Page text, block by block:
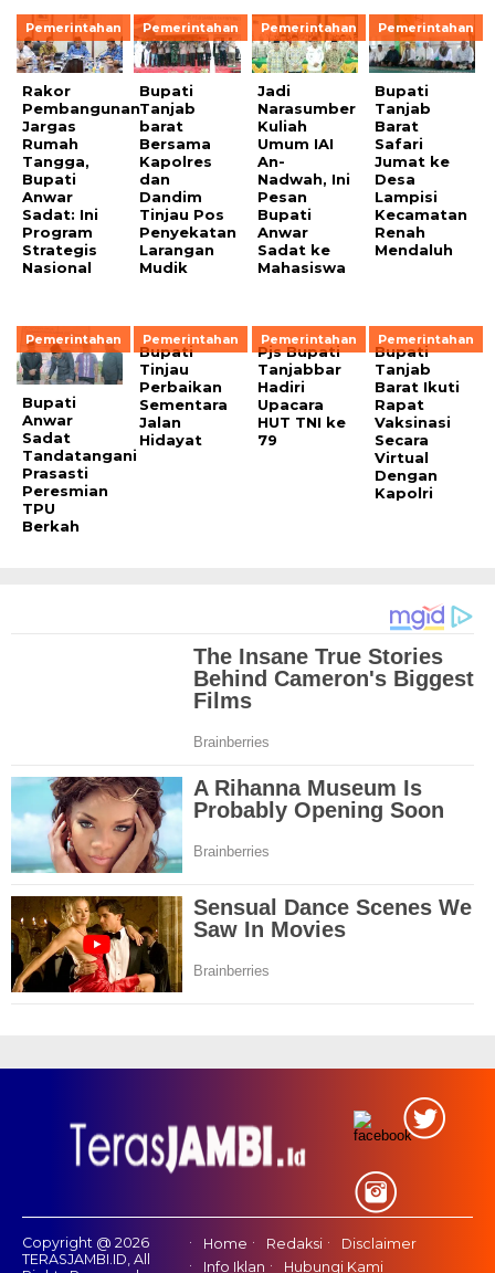
Pemerintahan
Rakor
Pembangunan
Jargas
Rumah
Tangga,
Bupati
Anwar
Sadat: Ini
Program
Strategis
Nasional
Pemerintahan
Bupati
Tanjab
barat
Bersama
Kapolres
dan
Dandim
Tinjau Pos
Penyekatan
Larangan
Mudik
Pemerintahan
Jadi
Narasumber
Kuliah
Umum IAI
An-
Nadwah, Ini
Pesan
Bupati
Anwar
Sadat ke
Mahasiswa
Pemerintahan
Bupati
Tanjab
Barat
Safari
Jumat ke
Desa
Lampisi
Kecamatan
Renah
Mendaluh
Pemerintahan
Bupati
Anwar
Sadat
Tandatangani
Prasasti
Peresmian
TPU
Berkah
Pemerintahan
Bupati
Tinjau
Perbaikan
Sementara
Jalan
Hidayat
Pemerintahan
Pjs Bupati
Tanjabbar
Hadiri
Upacara
HUT TNI ke
79
Pemerintahan
Bupati
Tanjab
Barat Ikuti
Rapat
Vaksinasi
Secara
Virtual
Dengan
Kapolri
Copyright @ 2026
TERASJAMBI.ID, All
Home Redaksi
Disclaimer
Info Iklan
Hubungi Kami